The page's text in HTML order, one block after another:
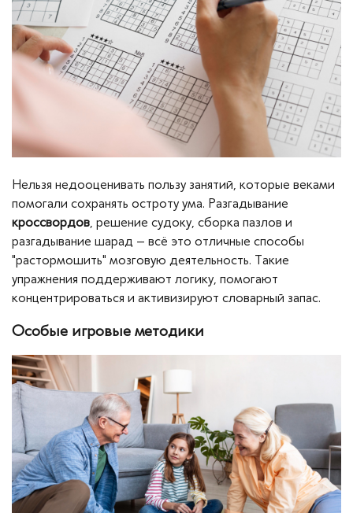
Нельзя недооценивать пользу занятий, которые веками
помогали сохранять остроту ума. Разгадывание
кроссвордов , решение судоку, сборка пазлов и
разгадывание шарад – всё это отличные способы
"растормошить" мозговую деятельность. Такие
упражнения поддерживают логику, помогают
концентрироваться и активизируют словарный запас.
Особые игровые методики